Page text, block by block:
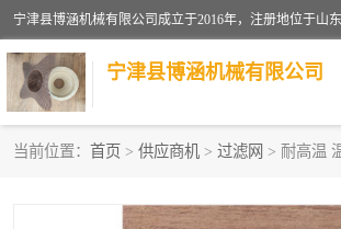
宁津县博涵机械有限公司
当前位置： 首页 > 供应商机 > 过滤网 > 耐高温